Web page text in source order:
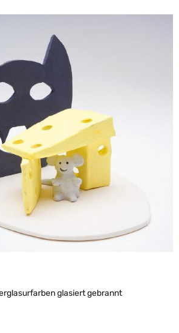
glasiert gebrannt